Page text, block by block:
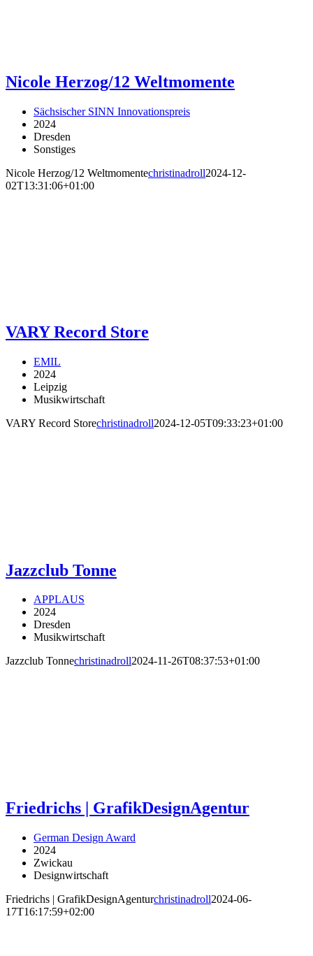
Nicole Herzog/12 Weltmomente
Sächsischer SINN Innovationspreis
2024
Dresden
Sonstiges
Nicole Herzog/12 Weltmomentechristinadroll2024-12-
02T13:31:06+01:00
VARY Record Store
EMIL
2024
Leipzig
Musikwirtschaft
VARY Record Storechristinadroll2024-12-05T09:33:23+01:00
Jazzclub Tonne
APPLAUS
2024
Dresden
Musikwirtschaft
Jazzclub Tonnechristinadroll2024-11-26T08:37:53+01:00
Friedrichs | GrafikDesignAgentur
German Design Award
2024
Zwickau
Designwirtschaft
Friedrichs | GrafikDesignAgenturchristinadroll2024-06-
17T16:17:59+02:00